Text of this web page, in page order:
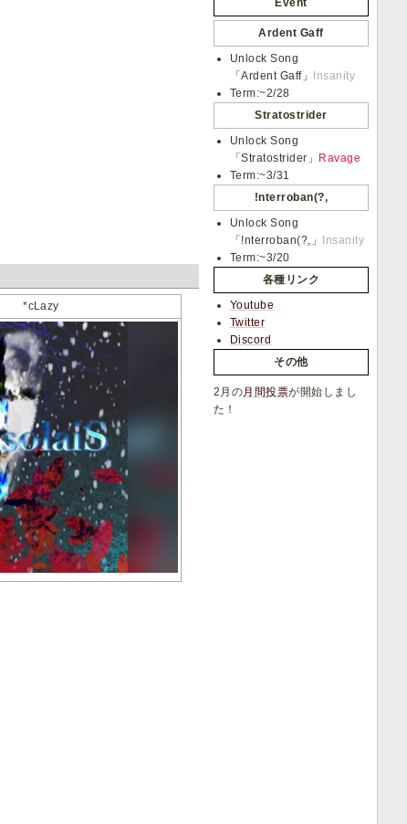
*cLazy
Event
Ardent Gaff
Unlock Song
「Ardent Gaff」
Insanity
Term:~2/28
Stratostrider
Unlock Song
「Stratostrider」
Ravage
Term:~3/31
!nterroban(?,
Unlock Song
「!nterroban(?,」
Insanity
Term:~3/20
各種リンク
Youtube
Twitter
Discord
その他
2月の月間投票が開始しまし
た！